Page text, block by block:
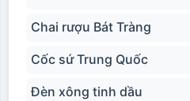
Chai rượu Bát Tràng
Cốc sứ Trung Quốc
Đèn xông tinh dầu